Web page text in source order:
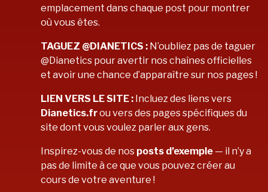
emplacement dans chaque post pour montrer
où vous êtes.
TAGUEZ @DIANETICS : N’oubliez pas de taguer
@Dianetics pour avertir nos chaînes officielles
et avoir une chance d’apparaître sur nos pages !
LIEN VERS LE SITE : Incluez des liens vers
Dianetics.frou vers des pages spécifiques du
site dont vous voulez parler aux gens.
Inspirez-vous de nos posts d’exemple — il n’y a
pas de limite à ce que vous pouvez créer au
cours de votre aventure !